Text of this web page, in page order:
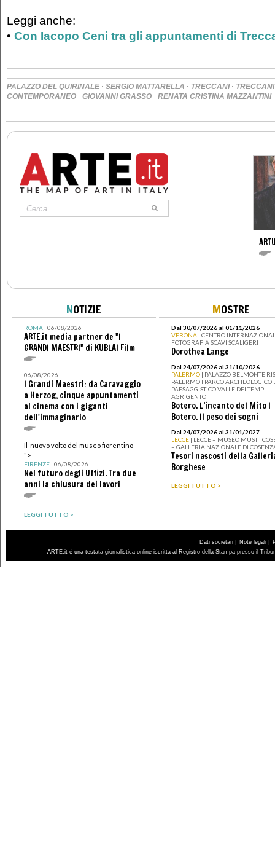
Leggi anche:
• Con Iacopo Ceni tra gli appuntamenti di
PALAZZO DEL QUIRINALE · SERGIO MATTARELLA · TRECCANI·
CONTEMPORANEO · GIOVANNI GRASSO · RENATA CRISTINA MAZZANTINI
NOTIZIE
ROMA| 06/08/2026
ARTE.it media partner de "I
GRANDI MAESTRI" di KUBLAI Film
06/08/2026
I Grandi Maestri: da Caravaggio
a Herzog, cinque appuntamenti
al cinema con i giganti
dell'immaginario
Il nuovo volto del museo fiorentino
">
FIRENZE| 06/08/2026
Nel futuro degli Uffizi. Tra due
anni la chiusura dei lavori
LEGGI TUTTO >
MOSTRE
Dal 30/07/2026 al 01/11/2026
VERONA | CENTRO
FOTOGRAFIA SCAVI SCALIGERI
Dorothea Lange
Dal 24/07/2026 al 31/10/2026
PALERMO | PALAZZO BELMONTE
PALERMO I PARCO ARCHEOLOGICO
PAESAGGISTICO VALLE DEI TEMPLI -
AGRIGENTO
Botero. L’incanto del Mito I
Botero. Il peso dei sogni
Dal 24/07/2026 al 31/01/2027
LECCE | LECCE – MUSEO MUST I
– GALLERIA NAZIONALE DI
Tesori nascosti della
Borghese
LEGGI TUTTO >
Dati societari | Note legali |
ARTE.it è una testata giornalistica online iscritta al Registro della Stampa presso il